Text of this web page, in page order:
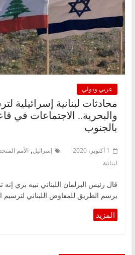
عربي ودولي
محادثات لبنانية إسرائيلية
والبحرية.. الاجتماعات في
بالجنوب
1 أكتوبر، 2020 إسرائيل, الأمم
لبنانية
قال رئيس البرلمان اللبناني نبيه بري
يرسم الطريق للمفاوض اللبناني لترسيم